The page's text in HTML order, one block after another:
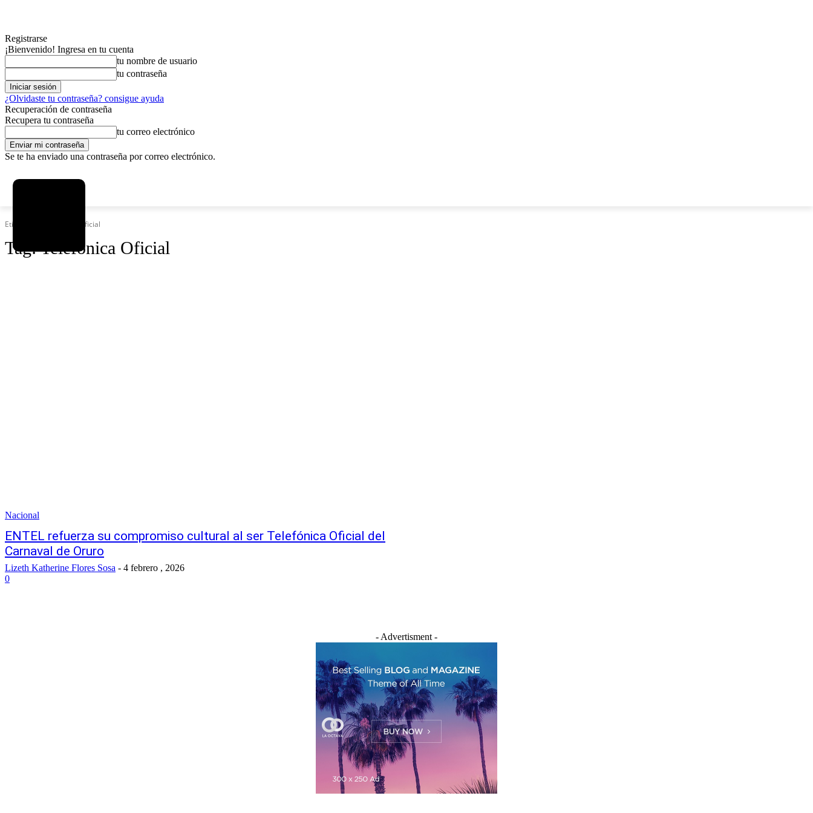
Registrarse
¡Bienvenido! Ingresa en tu cuenta
tu nombre de usuario
tu contraseña
¿Olvidaste tu contraseña? consigue ayuda
Recuperación de contraseña
Recupera tu contraseña
tu correo electrónico
Se te ha enviado una contraseña por correo electrónico.
Etiquetas Telefónica Oficial
Tag:Telefónica Oficial
Nacional
ENTEL refuerza su compromiso cultural al ser Telefónica Oficial del
Carnaval de Oruro
Lizeth Katherine Flores Sosa - 4 febrero , 2026
0
- Advertisment -